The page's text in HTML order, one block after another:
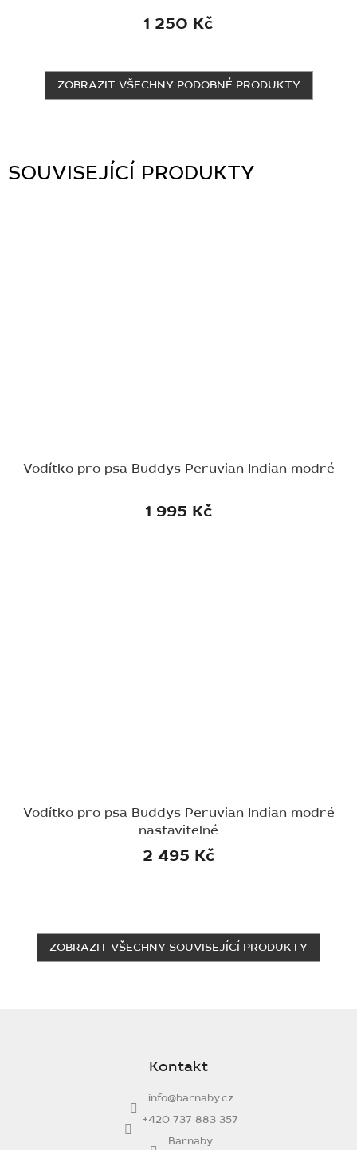
SOUVISEJÍCÍ PRODUKTY
Vodítko pro psa Buddys Peruvian Indian modré
1 995 Kč
Vodítko pro psa Buddys Peruvian Indian modré
nastavitelné
2 495 Kč
ZOBRAZIT VŠECHNY SOUVISEJÍCÍ PRODUKTY
1 250 Kč
ZOBRAZIT VŠECHNY PODOBNÉ PRODUKTY
Kontakt
info@barnaby.cz
+420 737 883 357
Barnaby